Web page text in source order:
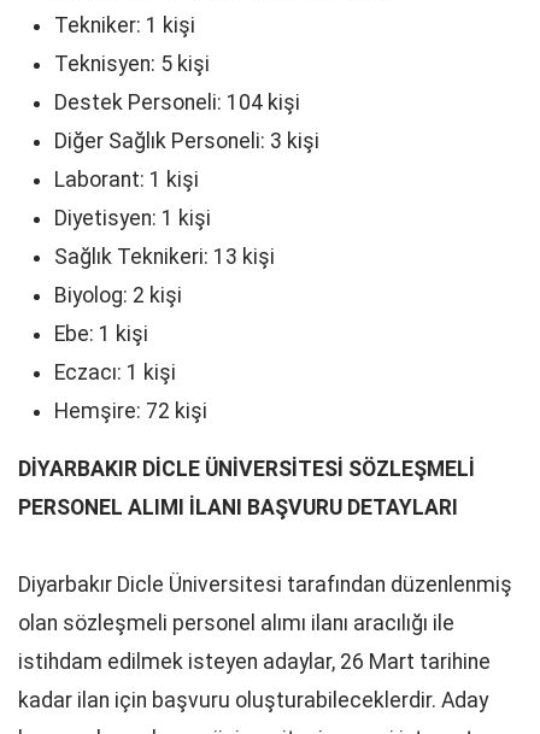
Tekniker: 1 kişi
Teknisyen: 5 kişi
Destek Personeli: 104 kişi
Diğer Sağlık Personeli: 3 kişi
Laborant: 1 kişi
Diyetisyen: 1 kişi
Sağlık Teknikeri: 13 kişi
Biyolog: 2 kişi
Ebe: 1 kişi
Eczacı: 1 kişi
Hemşire: 72 kişi
DİYARBAKIR DİCLE ÜNİVERSİTESİ SÖZLEŞMELİ
PERSONEL ALIMI İLANI BAŞVURU DETAYLARI
Diyarbakır Dicle Üniversitesi tarafından düzenlenmiş
olan sözleşmeli personel alımı ilanı aracılığı ile
istihdam edilmek isteyen adaylar, 26 Mart tarihine
kadar ilan için başvuru oluşturabileceklerdir. Aday